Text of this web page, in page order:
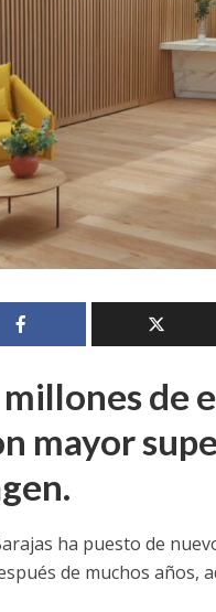
de
mayor
ha puesto de
de muchos años,